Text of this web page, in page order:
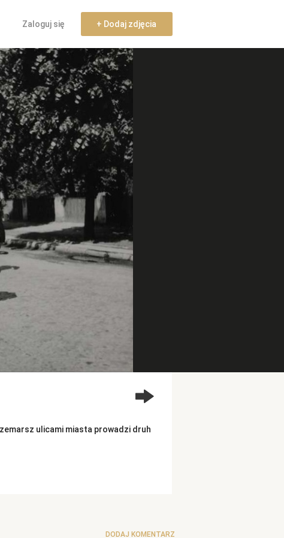
Zaloguj się + Dodaj zdjęcia
ulicami miasta prowadzi druh
DODAJ KOMENTARZ